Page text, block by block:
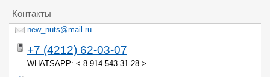
Контакты
new_nuts@mail.ru
+7 (4212) 62-03-07
WHATSAPP: < 8-914-543-31-28 >